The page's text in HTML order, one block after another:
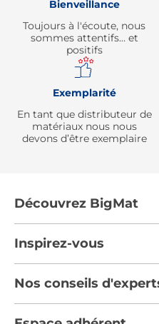
Bienveillance
Toujours à l'écoute, nous
sommes attentifs… et
positifs
Exemplarité
En tant que distributeur de
matériaux nous nous
devons d’être exemplaire
Découvrez BigMat
Devenez adhérent
Inspirez-vous
Nos conseils